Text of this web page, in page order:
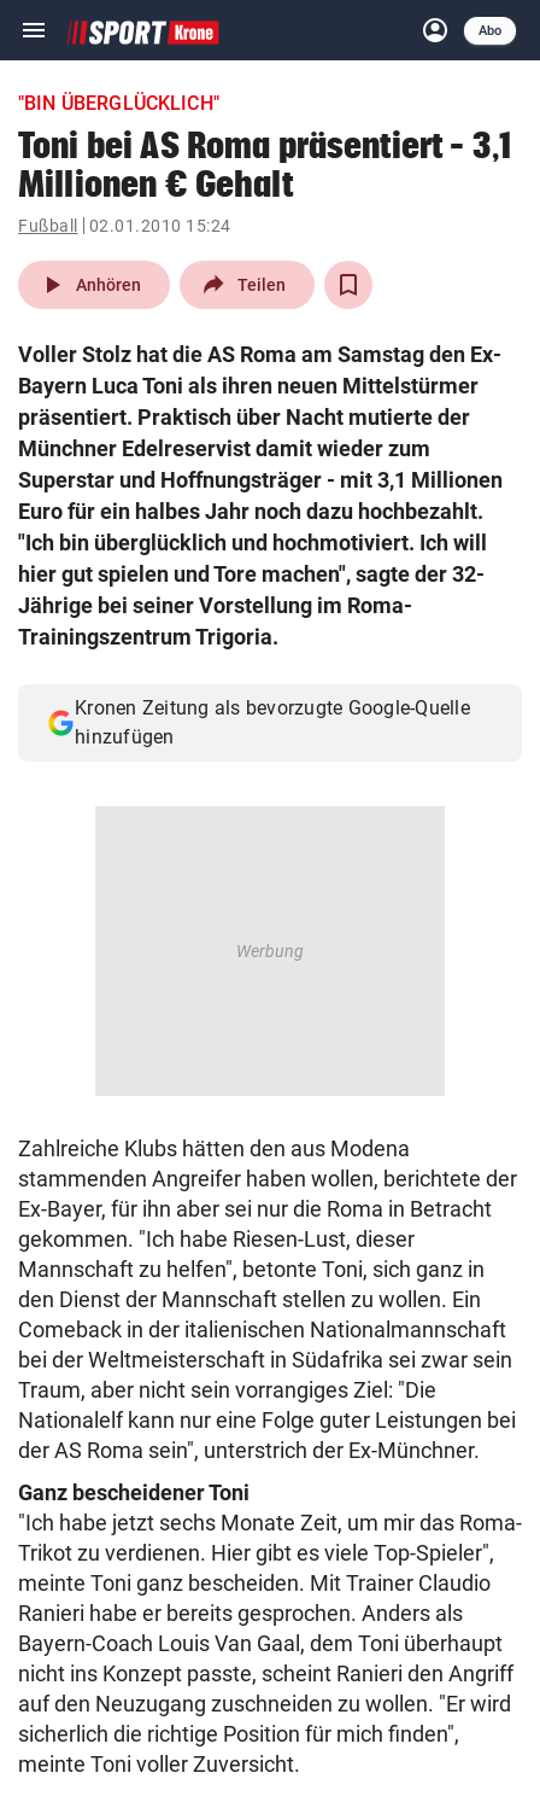
menu Navigation
ein-/ausklappen
account_circle
Anmelden
Abo
close Schließen
account_circle Anmelden
pin_drop
Wien arrow_right
search
Suchbegriff
eingeben
© Krone Multimedia GmbH & Co KG 2026
Muthgasse 2, 1190 Wien
"BIN ÜBERGLÜCKLICH"
Toni bei AS Roma präsentiert – 3,1
Millionen € Gehalt
Fußball 02.01.2010 15:24
play_arrow Anhören Teilen
Voller Stolz hat die AS Roma am Samstag den Ex-
Bayern Luca Toni als ihren neuen Mittelstürmer
präsentiert. Praktisch über Nacht mutierte der
Münchner Edelreservist damit wieder zum
Superstar und Hoffnungsträger - mit 3,1 Millionen
Euro für ein halbes Jahr noch dazu hochbezahlt.
"Ich bin überglücklich und hochmotiviert. Ich will
hier gut spielen und Tore machen", sagte der 32-
Jährige bei seiner Vorstellung im Roma-
Trainingszentrum Trigoria.
Kronen Zeitung als bevorzugte Google-Quelle
hinzufügen
Zahlreiche Klubs hätten den aus Modena
stammenden Angreifer haben wollen, berichtete der
Ex-Bayer, für ihn aber sei nur die Roma in Betracht
gekommen. "Ich habe Riesen-Lust, dieser
Mannschaft zu helfen", betonte Toni, sich ganz in
den Dienst der Mannschaft stellen zu wollen. Ein
Comeback in der italienischen Nationalmannschaft
bei der Weltmeisterschaft in Südafrika sei zwar sein
Traum, aber nicht sein vorrangiges Ziel: "Die
Nationalelf kann nur eine Folge guter Leistungen bei
der AS Roma sein", unterstrich der Ex-Münchner.
Ganz bescheidener Toni
"Ich habe jetzt sechs Monate Zeit, um mir das Roma-
Trikot zu verdienen. Hier gibt es viele Top-Spieler",
meinte Toni ganz bescheiden. Mit Trainer Claudio
Ranieri habe er bereits gesprochen. Anders als
Bayern-Coach Louis Van Gaal, dem Toni überhaupt
nicht ins Konzept passte, scheint Ranieri den Angriff
auf den Neuzugang zuschneiden zu wollen. "Er wird
sicherlich die richtige Position für mich finden",
meinte Toni voller Zuversicht.